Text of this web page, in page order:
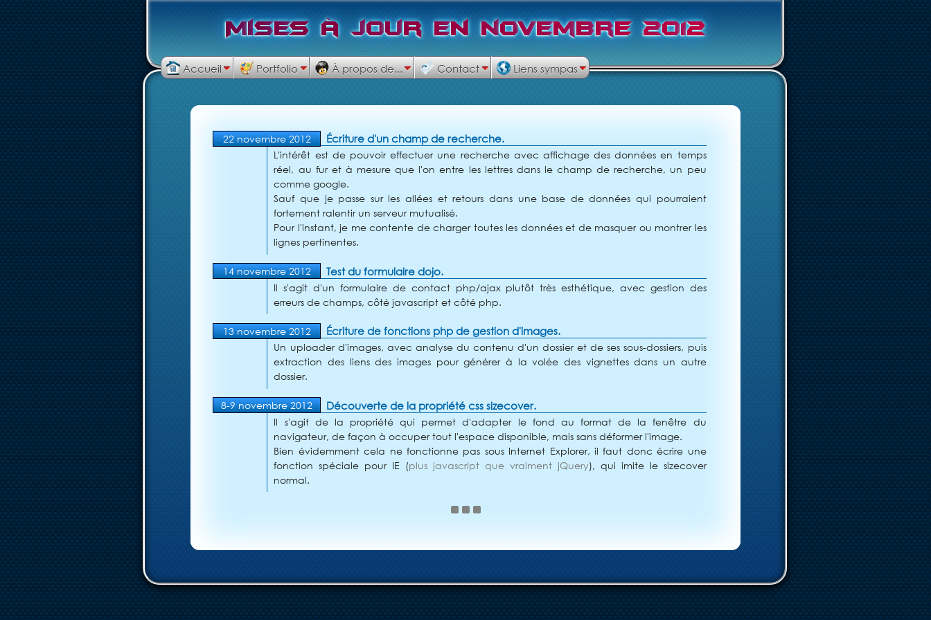
Mises à jour en novembre 2012
Accueil Portfolio À propos de... Contact Liens sympas
22 novembre 2012 Écriture d'un champ de recherche.
L'intérêt est de pouvoir effectuer une recherche avec affichage des données en temps
réel, au fur et à mesure que l'on entre les lettres dans le champ de recherche, un peu
comme google.
Sauf que je passe sur les allées et retours dans une base de données qui pourraient
fortement ralentir un serveur mutualisé.
Pour l'instant, je me contente de charger toutes les données et de masquer ou montrer les
lignes pertinentes.
14 novembre 2012 Test du formulaire dojo.
Il s'agit d'un formulaire de contact php/ajax plutôt très esthétique, avec gestion des
erreurs de champs, côté javascript et côté php.
13 novembre 2012 Écriture de fonctions php de gestion d'images.
Un uploader d'images, avec analyse du contenu d'un dossier et de ses sous-dossiers, puis
extraction des liens des images pour générer à la volée des vignettes dans un autre
dossier.
8-9 novembre 2012 Découverte de la propriété css sizecover.
Il s'agit de la propriété qui permet d'adapter le fond au format de la fenêtre du
navigateur, de façon à occuper tout l'espace disponible, mais sans déformer l'image.
Bien évidemment cela ne fonctionne pas sous Internet Explorer, il faut donc écrire une
fonction spéciale pour IE (plus javascript que vraiment jQuery), qui imite le sizecover
normal.